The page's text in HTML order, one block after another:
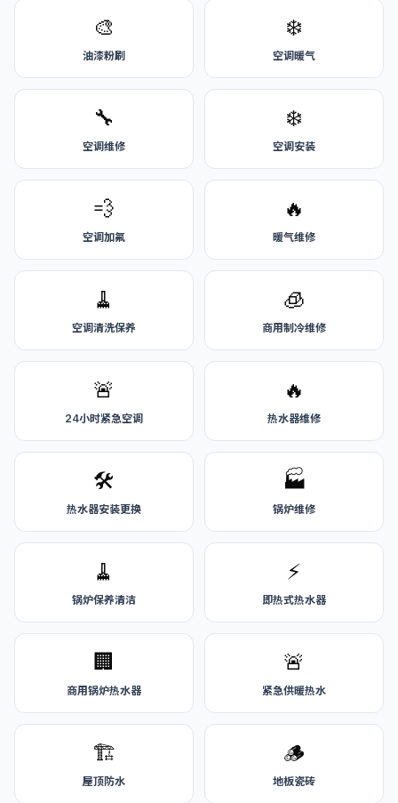
🎨
油漆粉刷
❄️
空调暖气
🔧
空调维修
❄️
空调安装
💨
空调加氟
🔥
暖气维修
🧹
空调清洗保养
🧊
商用制冷维修
🚨
24小时紧急空调
🔥
热水器维修
🛠️
热水器安装更换
🏭
锅炉维修
🧹
锅炉保养清洁
⚡
即热式热水器
🏢
商用锅炉热水器
🚨
紧急供暖热水
🏗️
屋顶防水
🪵
地板瓷砖